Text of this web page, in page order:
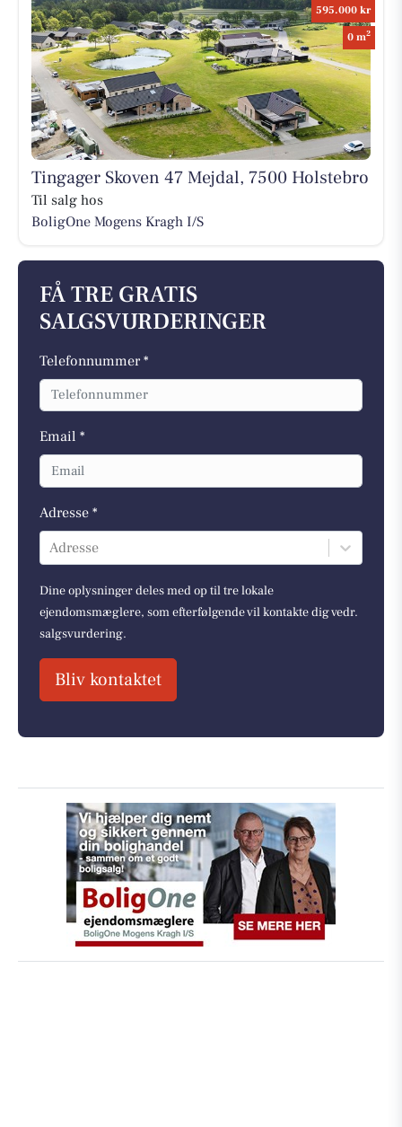
595.000 kr
0 m2
Tingager Skoven 47 Mejdal, 7500 Holstebro
Til salg hos
BoligOne Mogens Kragh I/S
FÅ TRE GRATIS
SALGSVURDERINGER
Telefonnummer *
Email *
Adresse *
Adresse
Dine oplysninger deles med op til tre lokale
ejendomsmæglere, som efterfølgende vil kontakte dig vedr.
salgsvurdering.
Bliv kontaktet